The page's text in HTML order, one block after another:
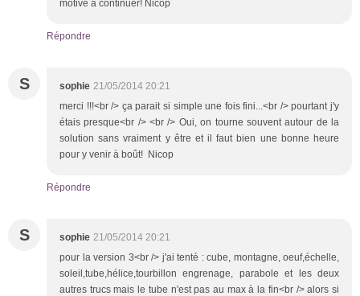
motive à continuer! Nicop
Répondre
S sophie 21/05/2014 20:21
merci !!!<br /> ça parait si simple une fois fini...<br /> pourtant j'y
étais presque<br /> <br /> Oui, on tourne souvent autour de la
solution sans vraiment y être et il faut bien une bonne heure
pour y venir à boût! Nicop
Répondre
S sophie 21/05/2014 20:21
pour la version 3<br /> j'ai tenté : cube, montagne, oeuf,échelle,
soleil,tube,hélice,tourbillon engrenage, parabole et les deux
autres trucs mais le tube n'est pas au max à la fin<br /> alors si